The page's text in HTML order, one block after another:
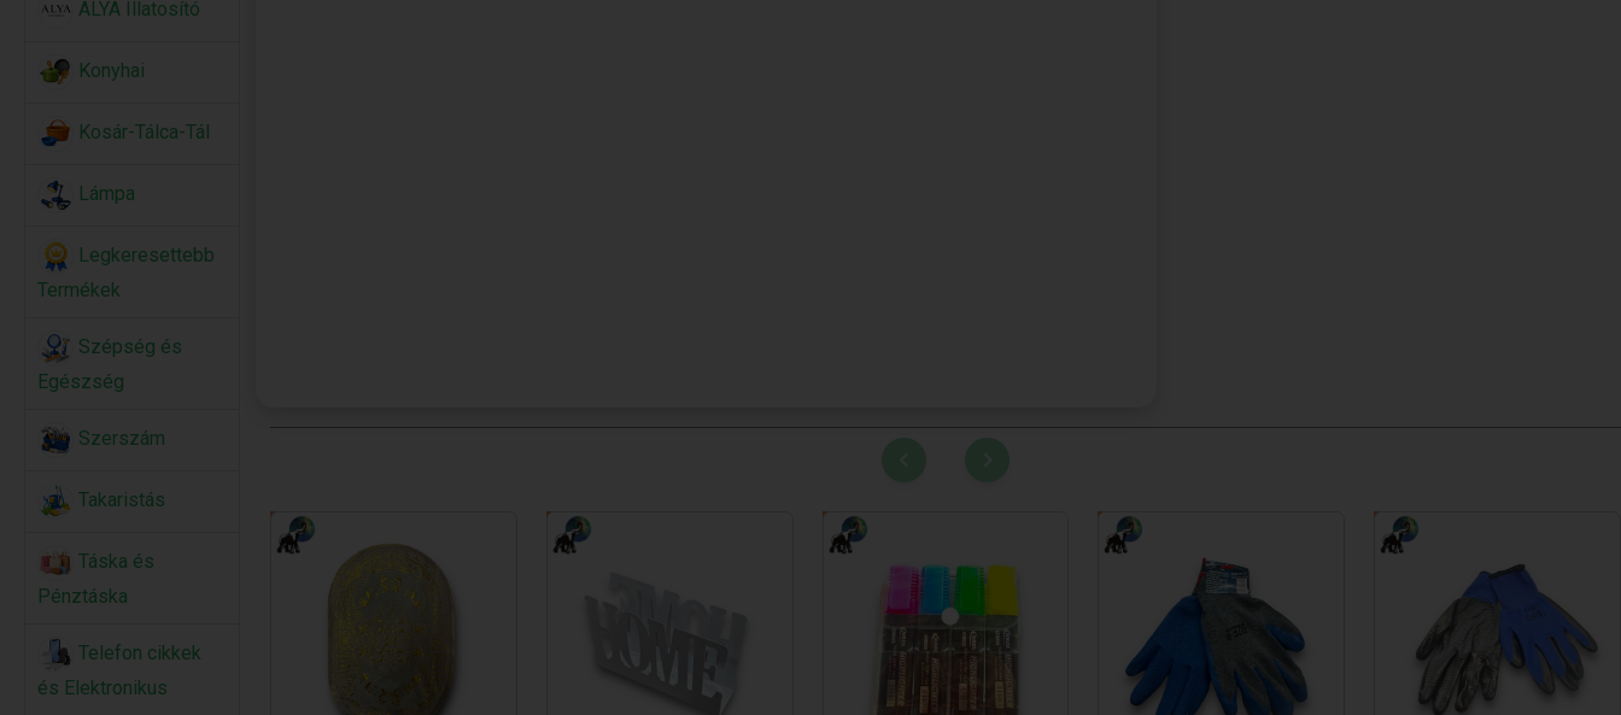
ALYA Illatosító
Konyhai
Kosár-Tálca-Tál
Lámpa
Legkeresettebb
Termékek
Szépség és
Egészség
Szerszám
Takaristás
Táska és
Pénztáska
Telefon cikkek
és Elektronikus